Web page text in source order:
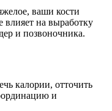
ваши кости
влияет на выработку
и позвоночника.
калории, отточить
и